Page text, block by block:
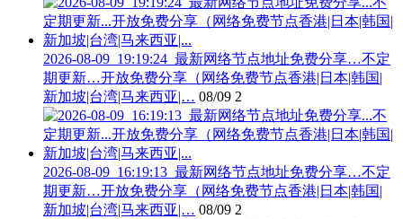
2026-08-09_19:19:24_最新网络节点地址免费分享…不定
期更新…开放免费分享（网络免费节点香港|日本|韩国|
新加坡|台湾|马来西亚|… 08/09 2
2026-08-09_16:19:13_最新网络节点地址免费分享…不定
期更新…开放免费分享（网络免费节点香港|日本|韩国|
新加坡|台湾|马来西亚|… 08/09 2